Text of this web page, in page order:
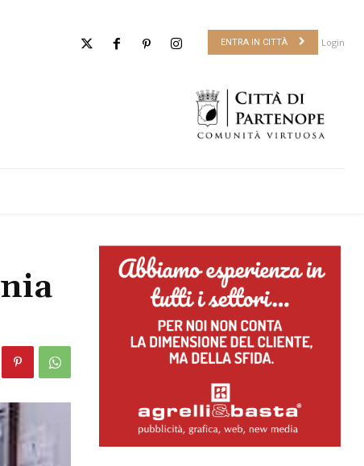
ENTRA IN CITTÀ Login